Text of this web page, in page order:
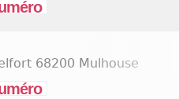
ouverts le samedi 15
68200 Mulhouse